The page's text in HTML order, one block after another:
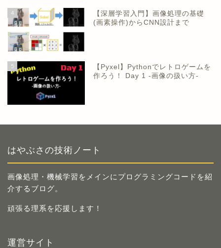
4
【深層学習入門】画像処理の基礎
(画素操作)からCNN設計まで
5
【Pyxel】Pythonでレトロゲームを
作ろう！ Day 1 -画像の扱い方-
はやぶさの技術ノート
画像処理・機械学習をメインにプログラミングコードを紹
介するブログ。
頑張る理系を応援します！
運営サイト